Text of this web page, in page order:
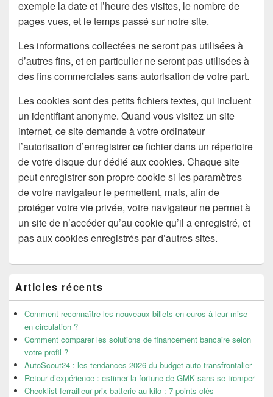
exemple la date et l’heure des visites, le nombre de
pages vues, et le temps passé sur notre site.
Les informations collectées ne seront pas utilisées à
d’autres fins, et en particulier ne seront pas utilisées à
des fins commerciales sans autorisation de votre part.
Les cookies sont des petits fichiers textes, qui incluent
un identifiant anonyme. Quand vous visitez un site
internet, ce site demande à votre ordinateur
l’autorisation d’enregistrer ce fichier dans un répertoire
de votre disque dur dédié aux cookies. Chaque site
peut enregistrer son propre cookie si les paramètres
de votre navigateur le permettent, mais, afin de
protéger votre vie privée, votre navigateur ne permet à
un site de n’accéder qu’au cookie qu’il a enregistré, et
pas aux cookies enregistrés par d’autres sites.
principale
de
widget
barre
latérale
Articles récents
Comment reconnaître les nouveaux billets en euros à leur mise
en circulation ?
Comment comparer les solutions de financement bancaire selon
votre profil ?
AutoScout24 : les tendances 2026 du budget auto transfrontalier
Retour d’expérience : estimer la fortune de GMK sans se tromper
Checklist ferrailleur prix batterie au kilo : 7 points clés